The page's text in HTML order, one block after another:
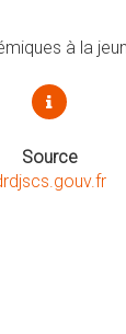
à la
Source